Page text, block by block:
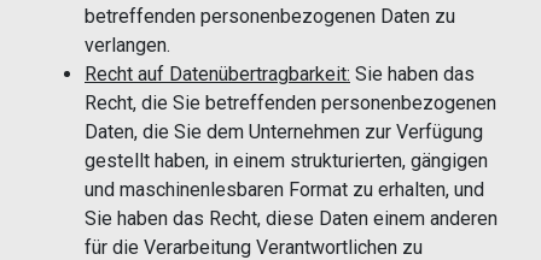
betreffenden personenbezogenen Daten zu
verlangen.
Recht auf Datenübertragbarkeit: Sie haben das
Recht, die Sie betreffenden personenbezogenen
Daten, die Sie dem Unternehmen zur Verfügung
gestellt haben, in einem strukturierten, gängigen
und maschinenlesbaren Format zu erhalten, und
Sie haben das Recht, diese Daten einem anderen
für die Verarbeitung Verantwortlichen zu